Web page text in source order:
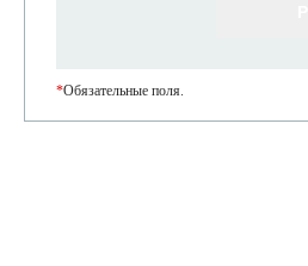
*Обязательные поля.